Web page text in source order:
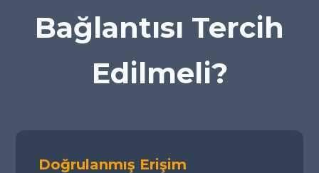
Bağlantısı Tercih
Edilmeli?
Doğrulanmış Erişim